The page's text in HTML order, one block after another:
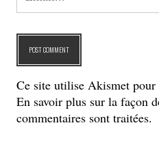
Ce site utilise Akismet pour
En savoir plus sur la façon
commentaires sont traitées.